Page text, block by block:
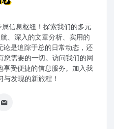
信息枢纽！探索我们的多元
、深入的文章分析、实用的
是追踪于总的日常动态，还
需要的一切。访问我们的网
受便捷的信息服务。加入我
发现的新旅程！